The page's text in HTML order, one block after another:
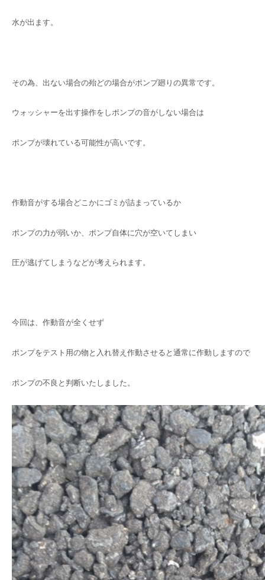
水が出ます。
その為、出ない場合の殆どの場合がポンプ廻りの異常です。
ウォッシャーを出す操作をしポンプの音がしない場合は
ポンプが壊れている可能性が高いです。
作動音がする場合どこかにゴミが詰まっているか
ポンプの力が弱いか、ポンプ自体に穴が空いてしまい
圧が逃げてしまうなどが考えられます。
今回は、作動音が全くせず
ポンプをテスト用の物と入れ替え作動させると通常に作動しますので
ポンプの不良と判断いたしました。